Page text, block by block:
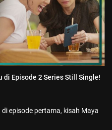
di Episode 2 Series Still Single!
episode pertama, kisah Maya